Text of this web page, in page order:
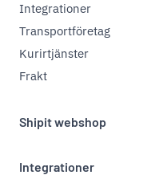
Integrationer
Transportföretag
Kurirtjänster
Frakt
Shipit webshop
Integrationer